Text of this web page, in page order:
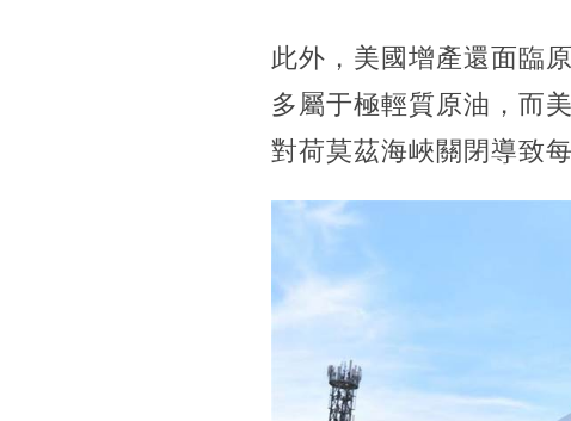
此外，美國增產還面臨
多屬于極輕質原油，而
對荷莫茲海峽關閉導致